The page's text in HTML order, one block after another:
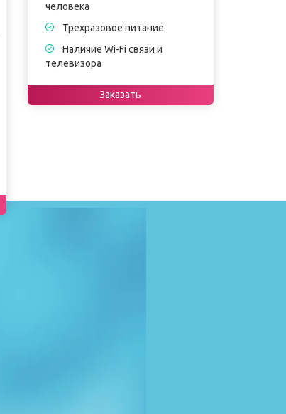
человека
Трехразовое питание
Наличие Wi-Fi связи и
телевизора
Заказать